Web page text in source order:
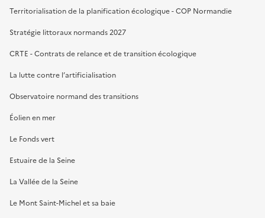
Territorialisation de la planification écologique - COP Normandie
Stratégie littoraux normands 2027
CRTE - Contrats de relance et de transition écologique
La lutte contre l’artificialisation
Observatoire normand des transitions
Éolien en mer
Le Fonds vert
Estuaire de la Seine
La Vallée de la Seine
Le Mont Saint-Michel et sa baie